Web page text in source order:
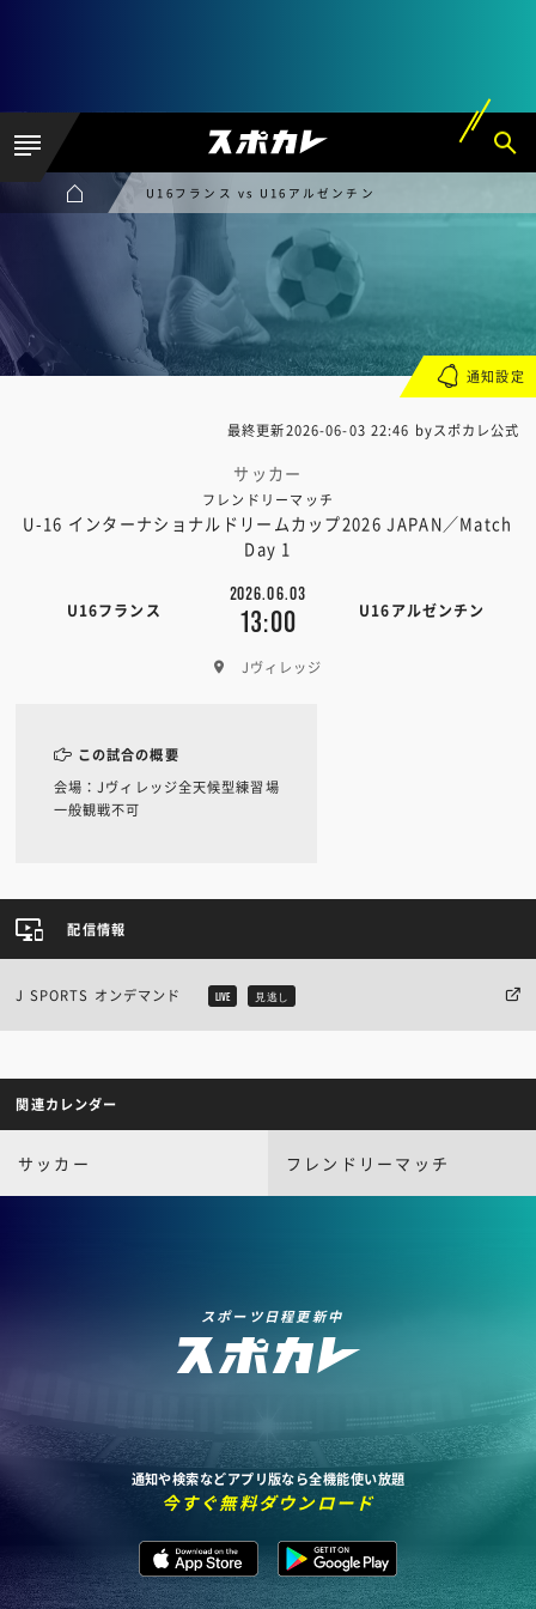
U16フランス vs U16アルゼンチン
最終更新2026-06-03 22:46 byスポカレ公式
サッカー
フレンドリーマッチ
U-16 インターナショナルドリームカップ2026 JAPAN／Match
Day 1
U16フランス
2026.06.03
13:00 U16アルゼンチン
Jヴィレッジ
通知設定
この試合の概要
会場：Jヴィレッジ全天候型練習場
一般観戦不可
配信情報
J SPORTS オンデマンド LIVE 見逃し
関連カレンダー
サッカー フレンドリーマッチ
スポーツ日程更新中
通知や検索などアプリ版なら全機能使い放題
今すぐ無料ダウンロード